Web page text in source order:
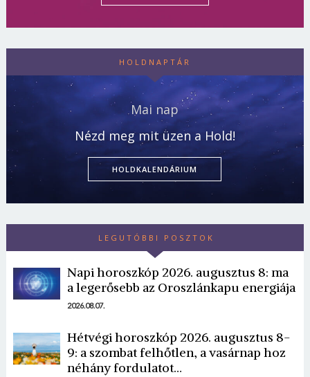
HOLDNAPTÁR
Mai nap
Nézd meg mit üzen a Hold!
HOLDKALENDÁRIUM
LEGUTÓBBI POSZTOK
Napi horoszkóp 2026. augusztus 8: ma
a legerősebb az Oroszlánkapu energiája
2026.08.07.
Hétvégi horoszkóp 2026. augusztus 8-
9: a szombat felhőtlen, a vasárnap hoz
néhány fordulatot…